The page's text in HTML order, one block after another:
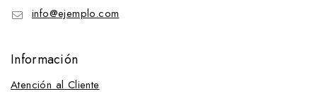
info@ejemplo.com
Información
Atención al Cliente